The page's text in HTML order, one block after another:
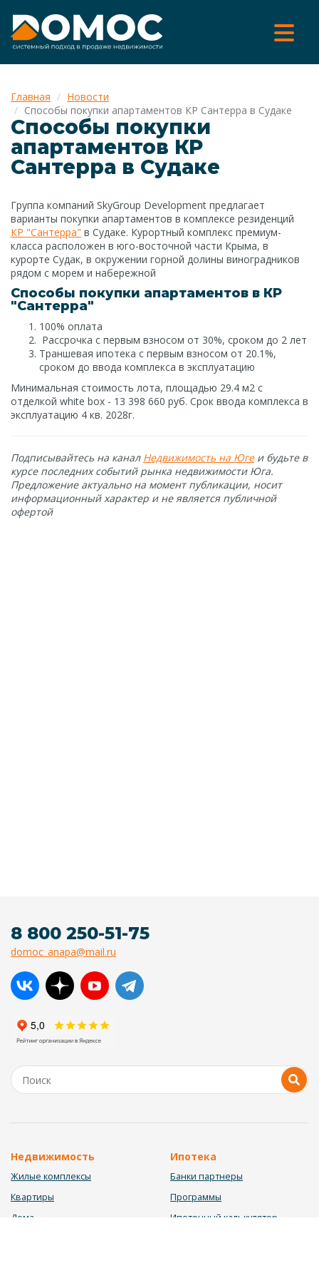
Главная
Новости
Способы покупки апартаментов КР Сантерра в Судаке
Способы покупки
апартаментов КР
Сантерра в Судаке
Группа компаний SkyGroup Development предлагает
варианты покупки апартаментов в комплексе резиденций
КР "Сантерра" в Судаке. Курортный комплекс премиум-
класса расположен в юго-восточной части Крыма, в
курорте Судак, в окружении горной долины виноградников
рядом с морем и набережной
Способы покупки апартаментов в КР
"Сантерра"
100% оплата
Рассрочка с первым взносом от 30%, сроком до 2 лет
Траншевая ипотека с первым взносом от 20.1%,
сроком до ввода комплекса в эксплуатацию
Минимальная стоимость лота, площадью 29.4 м2 с
отделкой white box - 13 398 660 руб. Срок ввода комплекса в
эксплуатацию 4 кв. 2028г.
Подписывайтесь на канал Недвижимость на Югеи будьте в
курсе последних событий рынка недвижимости Юга.
Предложение актуально на момент публикации, носит
информационный характер и не является публичной
офертой
8 800 250-51-75
domoc_anapa@mail.ru
Недвижимость
Жилые комплексы
Квартиры
Дома
Ипотека
Банки партнеры
Программы
Ипотечный калькулятор